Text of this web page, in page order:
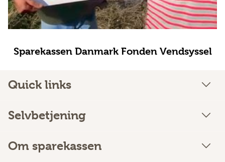
Sparekassen Danmark Fonden Vendsyssel
Quick links
Selvbetjening
Om sparekassen